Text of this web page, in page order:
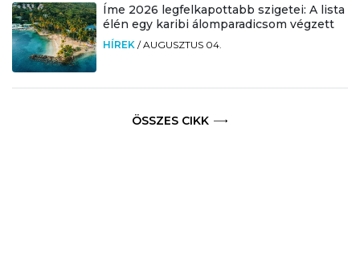
Íme 2026 legfelkapottabb szigetei: A lista
élén egy karibi álomparadicsom végzett
HÍREK /AUGUSZTUS 04.
ÖSSZES CIKK